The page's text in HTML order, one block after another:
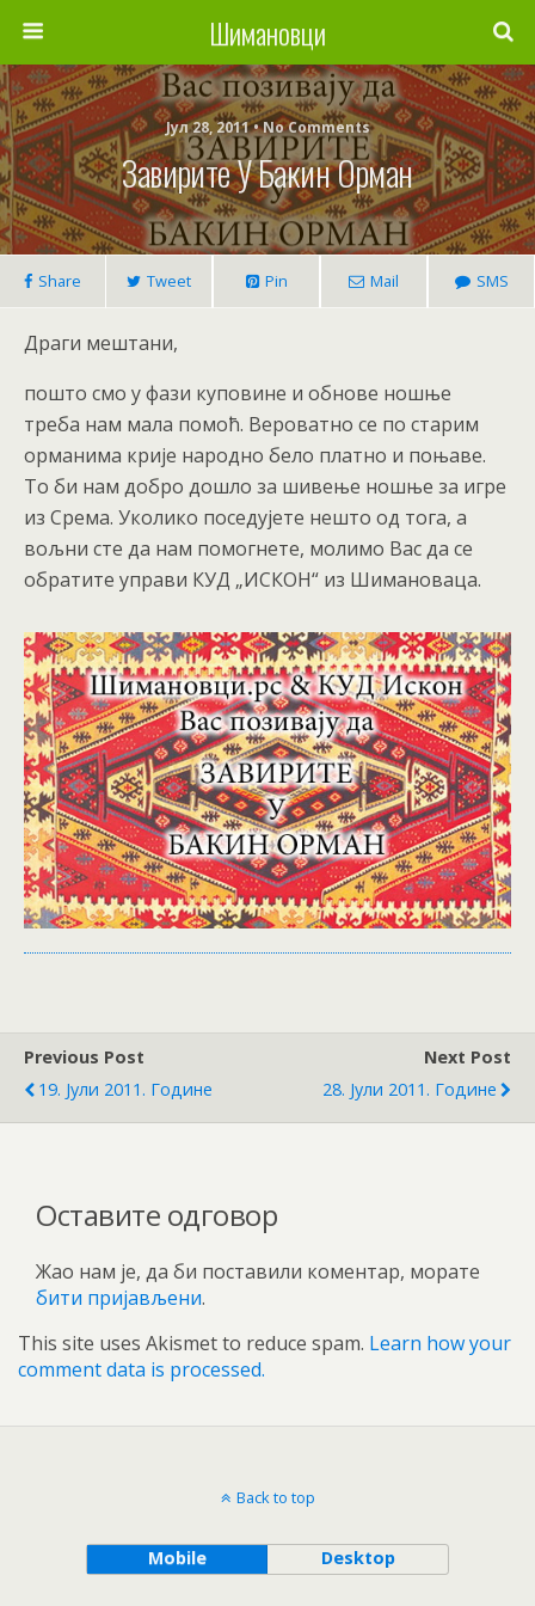
Шимановци
Јул 28, 2011 • No Comments
Завирите У Бакин Орман
Share Tweet Pin Mail SMS
Драги мештани,
пошто смо у фази куповине и обнове ношње
треба нам мала помоћ. Вероватно се по старим
орманима крије народно бело платно и поњаве.
То би нам добро дошло за шивење ношње за игре
из Срема. Уколико поседујете нешто од тога, а
вољни сте да нам помогнете, молимо Вас да се
обратите управи КУД „ИСКОН“ из Шимановаца.
Previous Post
19. Јули 2011. Године
Next Post
28. Јули 2011. Године
Оставите одговор
Жао нам је, да би поставили коментар, морате
бити пријављени.
This site uses Akismet to reduce spam. Learn how your
comment data is processed.
Back to top
Mobile Desktop